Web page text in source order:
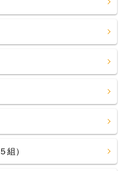
組）